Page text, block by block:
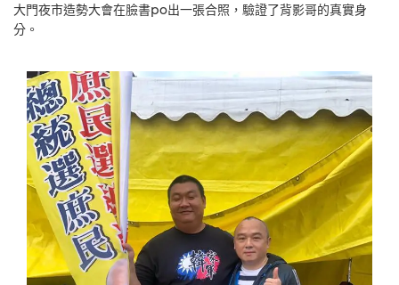
大門夜市造勢大會在臉書po出一張合照，驗證了背影哥的真實身
分。